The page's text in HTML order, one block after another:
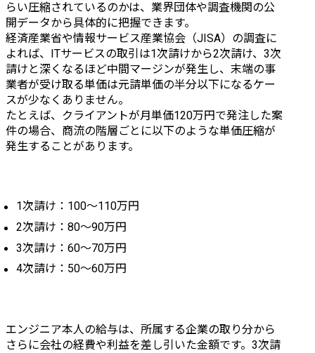
らい圧縮されているのかは、業界団体や調査機関の公
開データから具体的に把握できます。
経済産業省や情報サービス産業協会（JISA）の調査に
よれば、ITサービスの取引は1次請けから2次請け、3次
請けと深くなるほど中間マージンが発生し、末端の事
業者が受け取る単価は元請単価の半分以下になるケー
スが少なくありません。
たとえば、クライアントが月単価120万円で発注した案
件の場合、商流の階層ごとに以下のような単価圧縮が
発生することがあります。
1次請け：100〜110万円
2次請け：80〜90万円
3次請け：60〜70万円
4次請け：50〜60万円
エンジニア本人の給与は、所属する企業の取り分から
さらに会社の経費や利益を差し引いた金額です。3次請